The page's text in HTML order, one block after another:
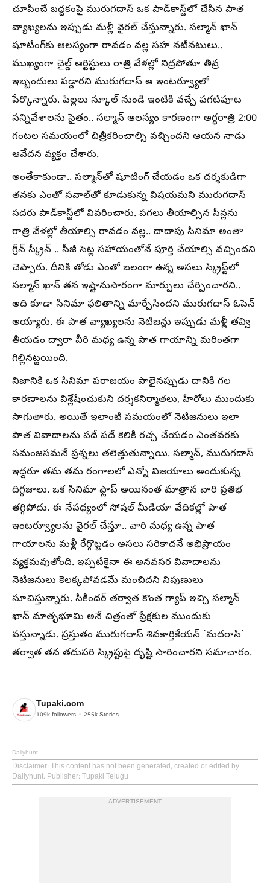
చూపించే బద్ధకంపై మురుగదాస్ ఒక పాడ్‌కాస్ట్‌లో చేసిన పాత
వ్యాఖ్యలను ఇప్పుడు మళ్లీ వైరల్ చేస్తున్నారు. సల్మాన్ ఖాన్
షూటింగ్‌కు ఆలస్యంగా రావడం వల్ల సహ నటీనటులు..
ముఖ్యంగా చైల్డ్ ఆర్టిస్టులు రాత్రి వేళల్లో నిద్రపోతూ తీవ్ర
ఇబ్బందులు పడ్డారని మురుగదాస్ ఆ ఇంటర్వ్యూలో
పేర్కొన్నారు. పిల్లలు స్కూల్ నుండి ఇంటికి వచ్చే పగటిపూట
సన్నివేశాలను సైతం.. సల్మాన్ ఆలస్యం కారణంగా అర్ధరాత్రి 2:00
గంటల సమయంలో చిత్రీకరించాల్సి వచ్చిందని ఆయన నాడు
ఆవేదన వ్యక్తం చేశారు.
అంతేకాకుండా.. సల్మాన్‌తో షూటింగ్ చేయడం ఒక దర్శకుడిగా
తనకు ఎంతో సవాల్‌తో కూడుకున్న విషయమని మురుగదాస్
సదరు పాడ్‌కాస్ట్‌లో వివరించారు. పగలు తీయాల్సిన సీన్లను
రాత్రి వేళల్లో తీయాల్సి రావడం వల్ల.. దాదాపు సినిమా అంతా
గ్రీన్ స్క్రీన్ .. సీజీ సెట్ల సహాయంతోనే పూర్తి చేయాల్సి వచ్చిందని
చెప్పారు. దీనికి తోడు ఎంతో బలంగా ఉన్న అసలు స్క్రిప్ట్‌లో
సల్మాన్ ఖాన్ తన ఇష్టానుసారంగా మార్పులు చేర్పించారని..
అది కూడా సినిమా ఫలితాన్ని మార్చేసిందని మురుగదాస్ ఓపెన్
అయ్యారు. ఈ పాత వ్యాఖ్యలను నెటిజన్లు ఇప్పుడు మళ్లీ తవ్వి
తీయడం ద్వారా వీరి మధ్య ఉన్న పాత గాయాన్ని మరింతగా
గిల్లినట్టయింది.
నిజానికి ఒక సినిమా పరాజయం పాలైనప్పుడు దానికి గల
కారణాలను విశ్లేషించుకుని దర్శకనిర్మాతలు, హీరోలు ముందుకు
సాగుతారు. అయితే ఇలాంటి సమయంలో నెటిజనులు ఇలా
పాత వివాదాలను పదే పదే కెలికి రచ్చ చేయడం ఎంతవరకు
సమంజసమనే ప్రశ్నలు తలెత్తుతున్నాయి. సల్మాన్, మురుగదాస్
ఇద్దరూ తమ తమ రంగాలలో ఎన్నో విజయాలు అందుకున్న
దిగ్గజాలు. ఒక సినిమా ఫ్లాప్ అయినంత మాత్రాన వారి ప్రతిభ
తగ్గిపోదు. ఈ నేపథ్యంలో సోషల్ మీడియా వేదికల్లో పాత
ఇంటర్వ్యూలను వైరల్ చేస్తూ.. వారి మధ్య ఉన్న పాత
గాయాలను మళ్లీ రేగ్గొట్టడం అసలు సరికాదనే అభిప్రాయం
వ్యక్తమవుతోంది. ఇప్పటికైనా ఈ అనవసర వివాదాలను
నెటిజనులు కెలక్కపోవడమే మంచిదని నిపుణులు
సూచిస్తున్నారు. సికిందర్ తర్వాత కొంత గ్యాప్ ఇచ్చి సల్మాన్
ఖాన్ మాతృభూమి అనే చిత్రంతో ప్రేక్షకుల ముందుకు
వస్తున్నాడు. ప్రస్తుతం మురుగదాస్ శివకార్తికేయన్ `మదరాసి`
తర్వాత తన తదుపరి స్క్రిప్టుపై దృష్టి సారించారని సమాచారం.
Tupaki.com
109k followers 255k Stories
Dailyhunt
Disclaimer: This content has not been generated, created or edited by
Dailyhunt. Publisher: Tupaki Telugu
ADVERTISEMENT